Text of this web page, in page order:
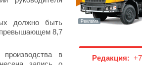
должно быть
превышающем 8,7
в
Редакция: